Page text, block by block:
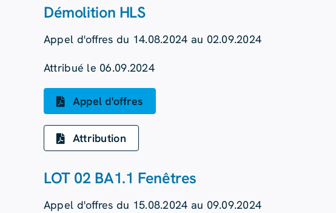
Démolition HLS
Appel d'offres du 14.08.2024 au 02.09.2024
Attribué le 06.09.2024
Appel d'offres
Attribution
LOT 02 BA1.1 Fenêtres
Appel d'offres du 15.08.2024 au 09.09.2024